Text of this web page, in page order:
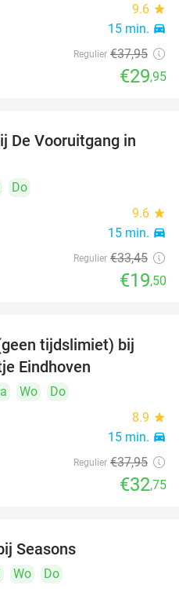
9.6 star
15 min. directions_car
Regulier €37,95
€29,95
42%
De Vooruitgang in
Do
9.6 star
15 min. directions_car
Regulier €33,45
€19,50
14%
tijdslimiet) bij
Eindhoven
Wo
Do
8.9 star
15 min. directions_car
Regulier €37,95
€32,75
Seasons
Wo
Do